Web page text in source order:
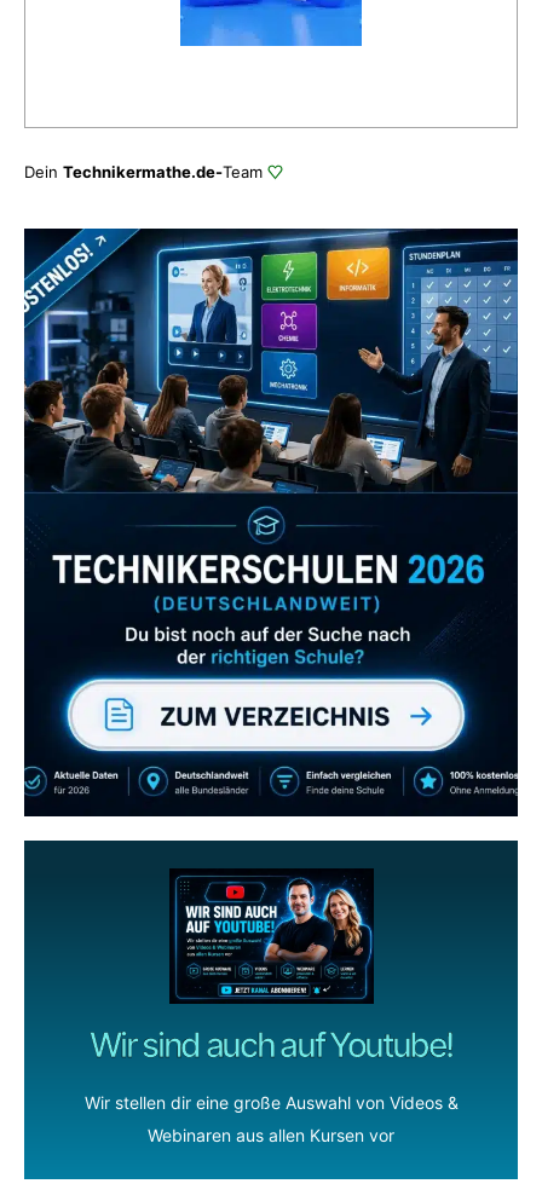
Dein Technikermathe.de-Team
Zum Verzeichnis
Wir sind auch auf Youtube!
Wir stellen dir eine große Auswahl von Videos &
Webinaren aus allen Kursen vor
Abonniere uns auch
gerne
wenn dir unsere Videos gefallen!
ZUM YOUTUBE KANAL